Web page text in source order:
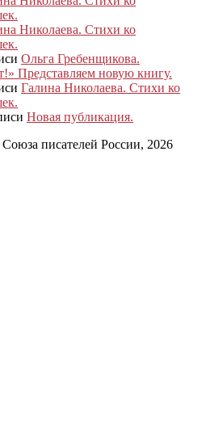
Николаева. Стихи ко
Ольга Гребенщикова.
Представляем новую книгу.
Галина Николаева. Стихи ко
Новая публикация.
писателей России, 2026